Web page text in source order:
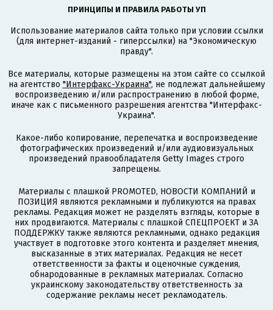
ПРИНЦИПЫ И ПРАВИЛА РАБОТЫ УП
Использование материалов сайта только при условии ссылки
(для интернет-изданий - гиперссылки) на "Экономическую
правду".
Все материалы, которые размещены на этом сайте со ссылкой
на агентство "Интерфакс-Украина", не подлежат дальнейшему
воспроизведению и/или распространению в любой форме,
иначе как с письменного разрешения агентства "Интерфакс-
Украина".
Какое-либо копирование, перепечатка и воспроизведение
фотографических произведений и/или аудиовизуальных
произведений правообладателя Getty Images строго
запрещены.
Материалы с плашкой PROMOTED, НОВОСТИ КОМПАНИЙ и
ПОЗИЦИЯ являются рекламными и публикуются на правах
рекламы. Редакция может не разделять взгляды, которые в
них продвигаются. Материалы с плашкой СПЕЦПРОЕКТ и ЗА
ПОДДЕРЖКУ также являются рекламными, однако редакция
участвует в подготовке этого контента и разделяет мнения,
высказанные в этих материалах. Редакция не несет
ответственности за факты и оценочные суждения,
обнародованные в рекламных материалах. Согласно
украинскому законодательству ответственность за
содержание рекламы несет рекламодатель.